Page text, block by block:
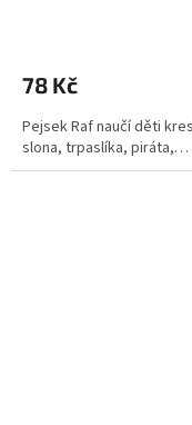
78 Kč
Pejsek Raf naučí děti
slona, trpaslíka, piráta,…